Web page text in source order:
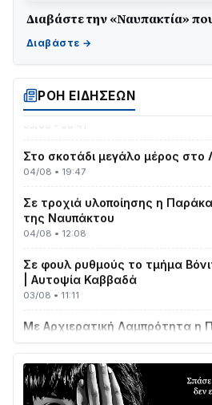
Διαβάστε την «Ναυπακτία»
ΡΟΗ ΕΙΔΗΣΕΩΝ
Γιορτή της Τράτας 2026 |
Παράδοση, Χορός & Γλέντι!
ΤΟ ΠΑΡΤΥ ΣΥΝΕΧΙΖΕΤΑΙ…
05/08 • 08:41
04/08 • 19:47
της Ναυπάκτου
04/08 • 12:08
| Αυτοψία Καββαδά
03/08 • 11:11
Μεταμορφώσεως του Σωτήρος
Ενισχύεται η Πολιτική
με δύο νέα υδροφόρα οχήματα
02/08 • 18:26